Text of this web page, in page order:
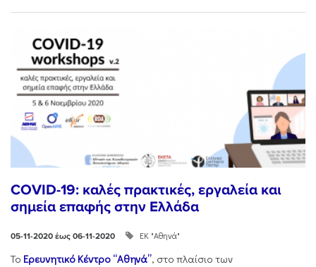
COVID-19: καλές πρακτικές, εργαλεία και
σημεία επαφής στην Ελλάδα
05-11-2020 έως 06-11-2020 ΕΚ "Αθηνά"
Το Ερευνητικό Κέντρο “Αθηνά”, στο πλαίσιο των